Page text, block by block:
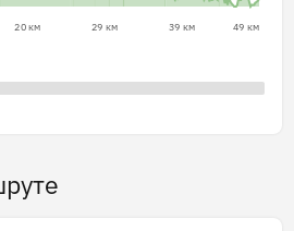
20 км 29 км 39 км 49 км